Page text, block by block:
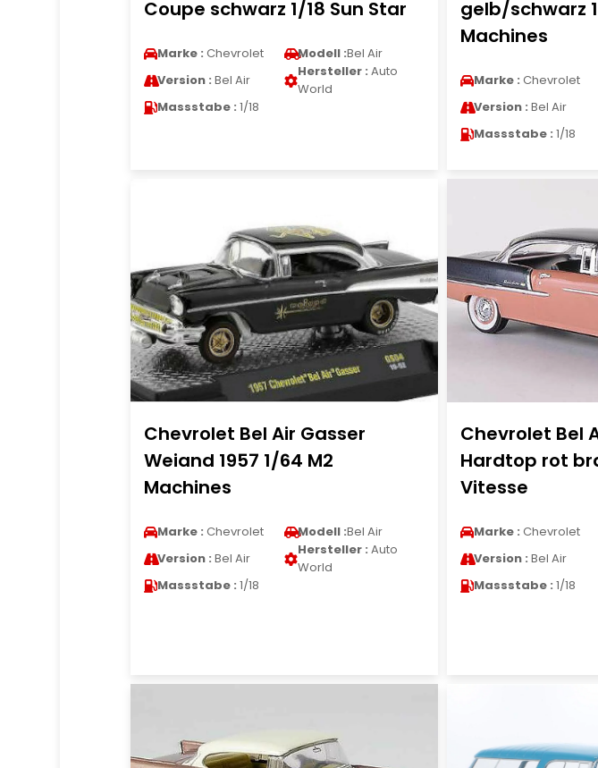
Coupe schwarz 1/18 Sun Star
Marke : Chevrolet Modell :Bel Air
Version : Bel Air
Hersteller : Auto
World
Massstabe : 1/18
gelb/schwarz
Machines
Marke : Chevrolet
Version : Bel Air
Massstabe : 1/18
Chevrolet Bel Air Gasser
Weiand 1957 1/64 M2
Machines
Marke : Chevrolet Modell :Bel Air
Version : Bel Air
Hersteller : Auto
World
Massstabe : 1/18
Chevrolet Bel
Hardtop rot
Vitesse
Marke : Chevrolet
Version : Bel Air
Massstabe : 1/18